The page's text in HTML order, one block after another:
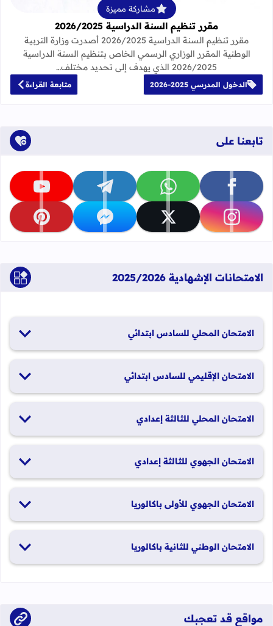
مشاركة مميزة
مقرر تنظيم السنة الدراسية 2026/2025
مقرر تنظيم السنة الدراسية 2026/2025 أصدرت وزارة التربية
الوطنية المقرر الوزاري الرسمي الخاص بتنظيم السنة الدراسية
2026/2025 الذي يهدف إلى تحديد مختلف…
الدخول المدرسي 2025-2026 متابعة القراءة
تابعنا على
تابعنا على facebook تابعنا على whatsapp تابعنا على telegram تابعنا على youtube
تابعنا على instagram تابعنا على x تابعنا على messenger تابعنا على pinterest
الامتحانات الإشهادية 2025/2026
الامتحان المحلي للسادس ابتدائي
الامتحان الإقليمي للسادس ابتدائي
الامتحان المحلي للثالثة إعدادي
الامتحان الجهوي للثالثة إعدادي
الامتحان الجهوي للأولى باكالوريا
2026
الامتحان الوطني للثانية باكالوريا
مواقع قد تعجبك